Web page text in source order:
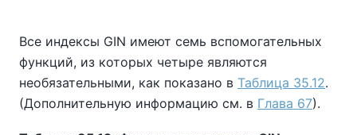
Все индексы GIN имеют семь вспомогательных
функций, из которых четыре являются
необязательными, как показано в Таблица 35.12.
(Дополнительную информацию см. в Глава 67).